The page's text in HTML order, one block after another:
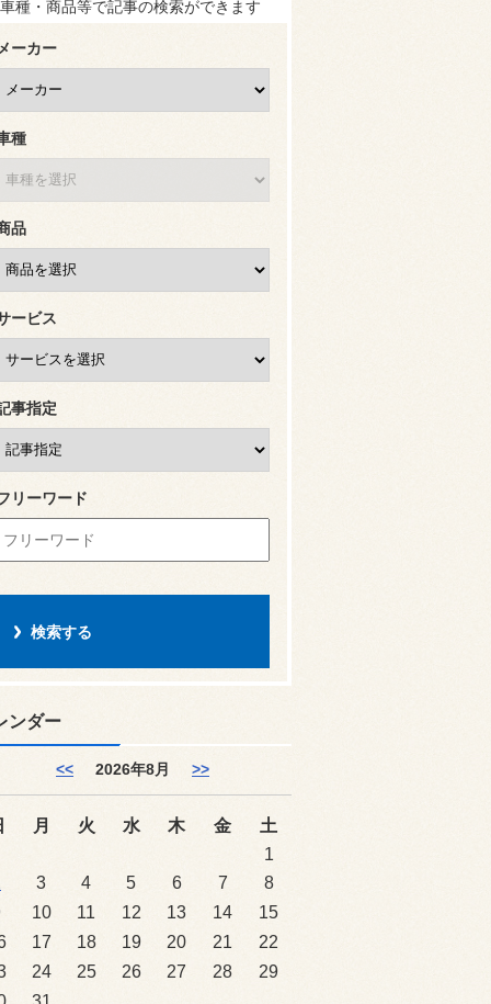
種・商品等で記事の検索ができます
ーカー
種
品
ービス
事指定
リーワード
ンダー
<< 2026年8月 >>
月 火 水 木 金
土
1
3 4 5 6 7
8
10 11 12 13 14
15
17 18 19 20 21
22
24 25 26 27 28
29